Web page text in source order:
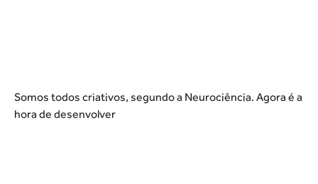
Somos todos criativos, segundo a Neurociência. Agora é a
hora de desenvolver